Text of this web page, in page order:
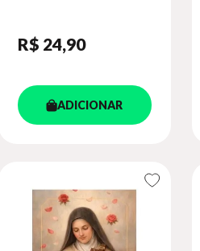
R$ 24,90
ADICIONAR